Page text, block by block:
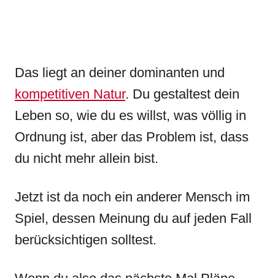
Das liegt an deiner dominanten und
kompetitiven Natur. Du gestaltest dein
Leben so, wie du es willst, was völlig in
Ordnung ist, aber das Problem ist, dass
du nicht mehr allein bist.
Jetzt ist da noch ein anderer Mensch im
Spiel, dessen Meinung du auf jeden Fall
berücksichtigen solltest.